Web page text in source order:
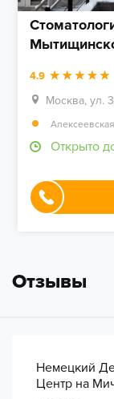
4.9
Москва, ул.
Открыто
Отзывы
Немецкий
Центр на